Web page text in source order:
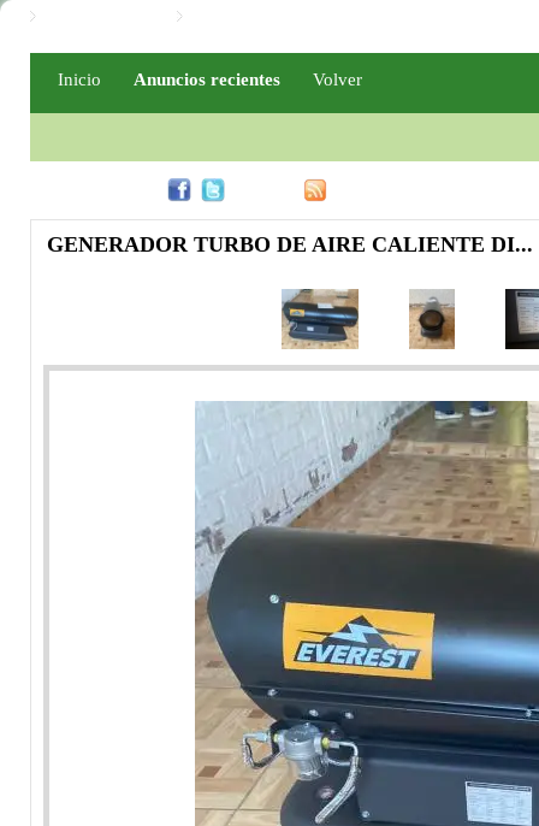
Inicio Anuncios recientes Volver
GENERADOR TURBO DE AIRE CALIENTE DI...